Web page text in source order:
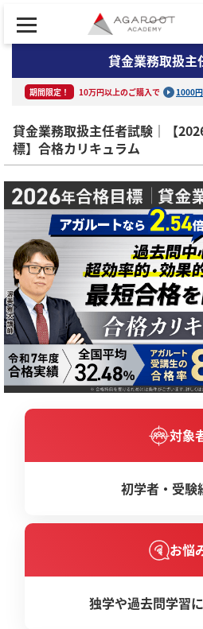
貸金業務取扱主
期間限定！ 10万円以上のご購入で 1000
貸金業務取扱主任者試験｜【
標】合格カリキュラム
対象
初学者・ 受験
お悩
独学や過去問学習